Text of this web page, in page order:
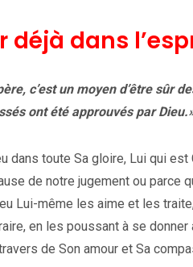
déjà dans
c’est un moyen d’être sûr
ont été approuvés par
toute Sa gloire, Lui qui est
de notre jugement ou parce
Lui-même les aime et les
en les poussant à se donner
de Son amour et Sa